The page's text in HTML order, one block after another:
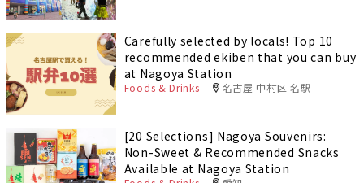
Carefully selected by locals! Top 10
recommended ekiben that you can buy
at Nagoya Station
Foods & Drinks 名古屋 中村区 名駅
[20 Selections] Nagoya Souvenirs:
Non-Sweet & Recommended Snacks
Available at Nagoya Station